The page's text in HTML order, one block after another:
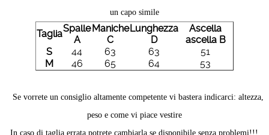
un capo simile
TagliaSpalle
A
Maniche
C
Lunghezza
D
Ascella
ascella B
S
44 63 63
51
M
46 65 64 53
Se vorrete un consiglio altamente competente vi bastera indicarci: altezza,
peso e come vi piace vestire
In caso di taglia errata potrete cambiarla se disponibile senza problemi!!!